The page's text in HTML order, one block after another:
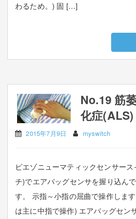
わるため。) 固 […]
No.19 筋
化症(ALS)
2015年7月9日 myswitch
ピエゾニューマティックセンサー
チ)でエアバッグセンサを握り込ん
す。 示指～小指の屈曲で操作しま
は主に中指で操作) エアバッグセン